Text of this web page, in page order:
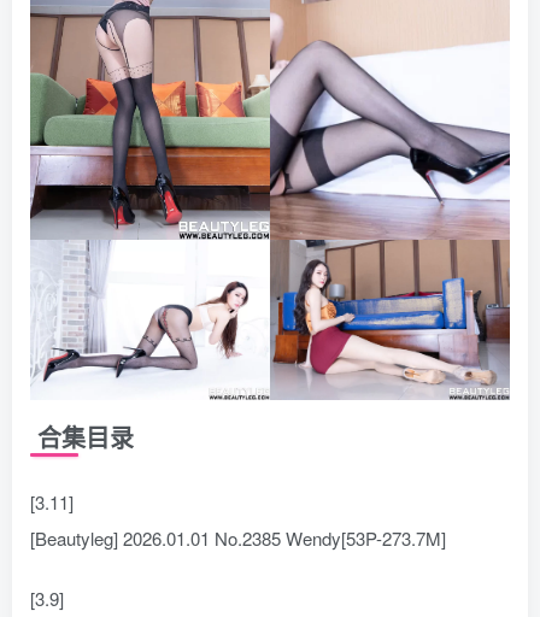
合集目录
[3.11]
[Beautyleg] 2026.01.01 No.2385 Wendy[53P-273.7M]
[3.9]